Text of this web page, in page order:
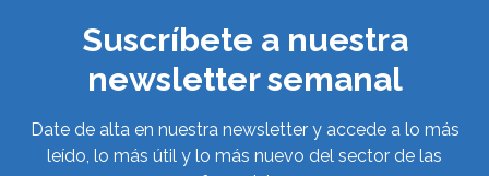
Suscríbete a nuestra
newsletter semanal
Date de alta en nuestra newsletter y accede a lo más
leído, lo más útil y lo más nuevo del sector de las